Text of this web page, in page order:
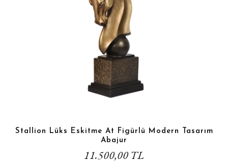
Stallion Lüks Eskitme At Figürlü Modern Tasarım
Abajur
11.500,00 TL